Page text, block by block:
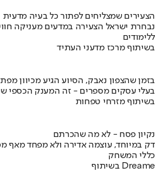
הצעירים שמצליחים לפתור כל בעיה מדעית
נבחרת ישראל הצעירה במדעים מעניקה
ללימודים
בשיתוף מרכז מדעני העתיד
בזמן שהצפון נאבק, הסיוע הגיע מכיוון
בעלי עסקים מספרים - זה המענק הכספי
בשיתוף מזרחי טפחות
נקיון פסח - לא מה שהכרתם
דק במיוחד, עוצמה אדירה ולא מפחד מאף
כללי המשחק
בשיתוף Dreame